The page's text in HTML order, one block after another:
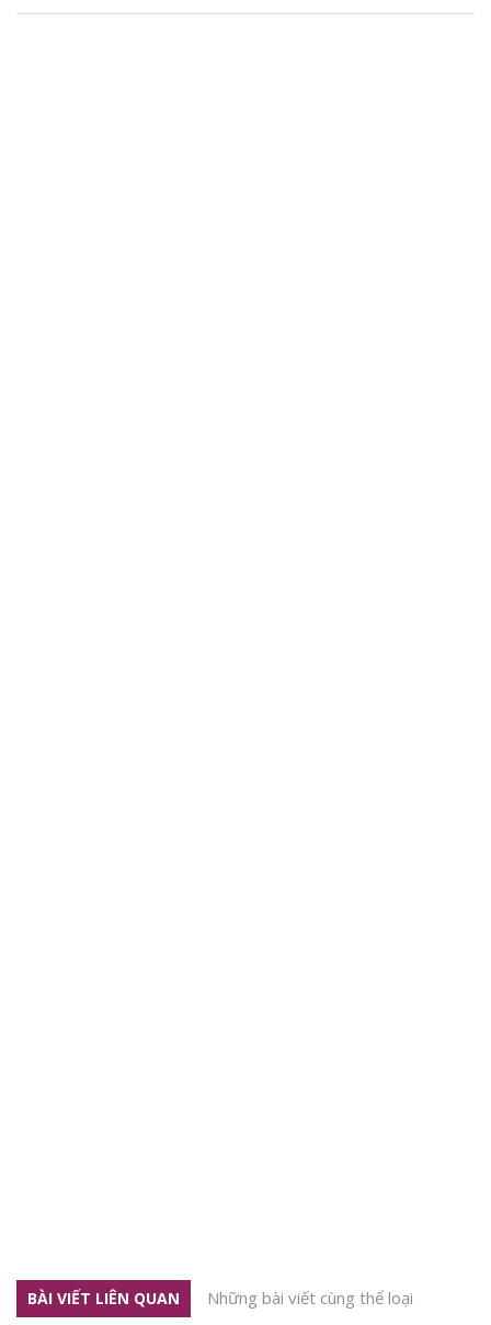
BÀI VIẾT LIÊN QUAN Những bài viết cùng thể loại